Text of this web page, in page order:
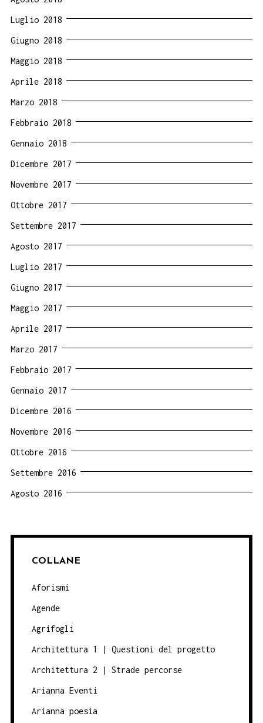
Luglio 2018
Giugno 2018
Maggio 2018
Aprile 2018
Marzo 2018
Febbraio 2018
Gennaio 2018
Dicembre 2017
Novembre 2017
Ottobre 2017
Settembre 2017
Agosto 2017
Luglio 2017
Giugno 2017
Maggio 2017
Aprile 2017
Marzo 2017
Febbraio 2017
Gennaio 2017
Dicembre 2016
Novembre 2016
Ottobre 2016
Settembre 2016
Agosto 2016
COLLANE
Aforismi
Agende
Agrifogli
Architettura 1 | Questioni del progetto
Architettura 2 | Strade percorse
Arianna Eventi
Arianna poesia